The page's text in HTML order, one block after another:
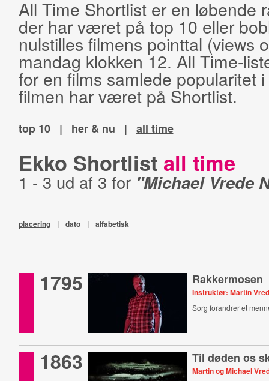
All Time Shortlist er en løbende
der har været på top 10 eller
nulstilles filmens pointtal (views
mandag klokken 12. All Time-
for en films samlede popularitet
filmen har været på Shortlist.
top 10 | her & nu | all time
Ekko Shortlist all time
1 - 3 ud af 3 for "Michael Vrede
placering | dato | alfabetisk
1795 Rakkermosen
Instruktør: Martin
Sorg forandrer et
1863 Til døden os
Martin og Michael